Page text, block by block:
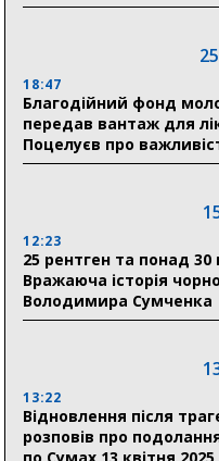
18:33
Олексій Романько
стійкості Сумщини з
18:11
отримали 12 потужних
18:13
Лікарня Святого
19:07
18:47
Благодійний фонд
передав вантаж для
Поцелуєв про
12:23
25 рентген та понад 30
Вражаюча історія
Володимира Сумченка
13:22
Відновлення після
розповів про